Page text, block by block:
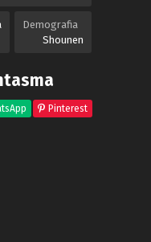
Demografia
Shounen
Pinterest